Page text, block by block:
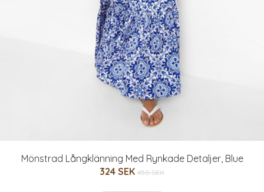
Mönstrad Långklänning Med Rynkade Detaljer, Blue
324 SEK 450 SEK